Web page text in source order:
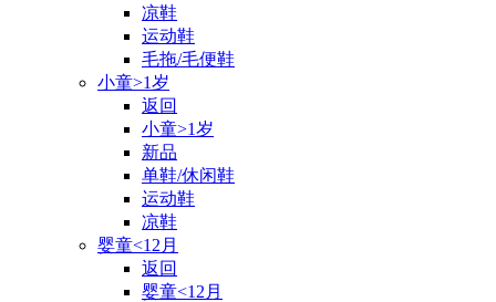
凉鞋
运动鞋
毛拖/毛便鞋
小童>1岁
返回
小童>1岁
新品
单鞋/休闲鞋
运动鞋
凉鞋
婴童<12月
返回
婴童<12月